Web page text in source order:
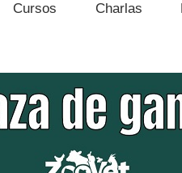
Cursos Charlas